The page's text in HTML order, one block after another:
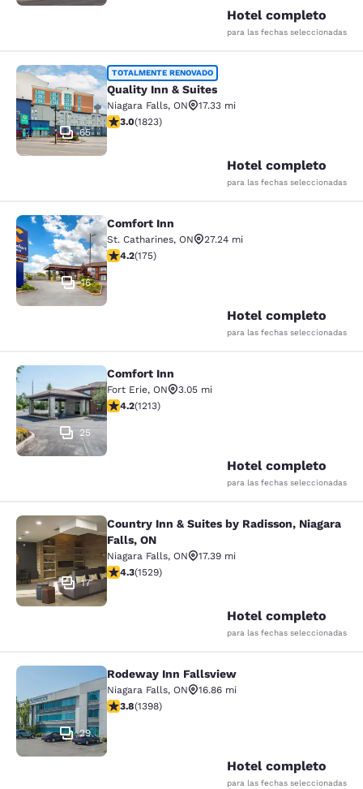
Hotel completo
para las fechas seleccionadas
Quality Inn & Suites
65
TOTALMENTE RENOVADO
Quality Inn & Suites
Niagara Falls, ON
17.33 mi
calificación de 2.96 estrellas. Feria. 1823 reseñas
3.0(1823)
Hotel completo
para las fechas seleccionadas
Comfort Inn
16
Comfort Inn
St. Catharines, ON
27.24 mi
calificación de 4.22 estrellas. Excelente. 175 reseñas
4.2(175)
Hotel completo
para las fechas seleccionadas
Comfort Inn
25
Comfort Inn
Fort Erie, ON
3.05 mi
calificación de 4.16 estrellas. Muy bueno. 1213 reseñas
4.2(1213)
Hotel completo
para las fechas seleccionadas
Country Inn & Suites by Radisson,
17
Country Inn & Suites by Radisson, Niagara
Falls, ON
Niagara Falls, ON
17.39 mi
calificación de 4.32 estrellas. Excelente. 1529 reseñas
4.3(1529)
Hotel completo
para las fechas seleccionadas
Rodeway Inn Fallsview
29
Rodeway Inn Fallsview
Niagara Falls, ON
16.86 mi
calificación de 3.84 estrellas. Bueno. 1398 reseñas
3.8(1398)
Hotel completo
para las fechas seleccionadas